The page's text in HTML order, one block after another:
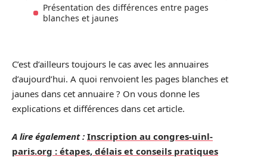
Présentation des différences entre pages
blanches et jaunes
C’est d’ailleurs toujours le cas avec les annuaires
d’aujourd’hui. A quoi renvoient les pages blanches et
jaunes dans cet annuaire ? On vous donne les
explications et différences dans cet article.
A lire également : Inscription au congres-uinl-
paris.org : étapes, délais et conseils pratiques